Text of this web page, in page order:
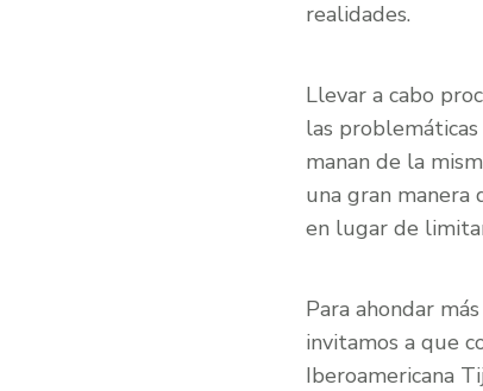
realidades.
Llevar a cabo
las
manan de la
una gran manera
en lugar de
Para ahondar
invitamos a que
Iberoamericana